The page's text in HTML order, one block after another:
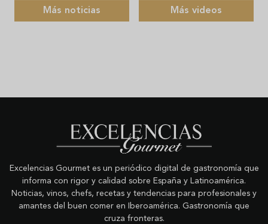
Más noticias Más videos
Excelencias Gourmet es un periódico digital de gastronomía que
informa con rigor y calidad sobre España y Latinoamérica.
Noticias, vinos, chefs, recetas y tendencias para profesionales y
amantes del buen comer en Iberoamérica. Gastronomía que
cruza fronteras.